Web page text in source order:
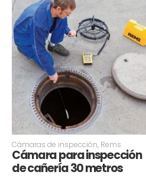
Cámaras de inspección, Rems
Cámara para inspección
de cañería 30 metros